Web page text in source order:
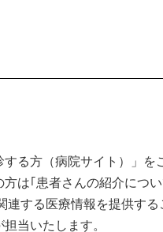
る方（病院サイト）」を
は｢患者さんの紹介につ
する医療情報を提供する
当いたします。